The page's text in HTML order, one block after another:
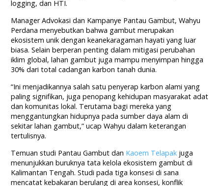
logging, dan HTI.
Manager Advokasi dan Kampanye Pantau Gambut, Wahyu
Perdana menyebutkan bahwa gambut merupakan
ekosistem unik dengan keanekaragaman hayati yang luar
biasa. Selain berperan penting dalam mitigasi perubahan
iklim global, lahan gambut juga mampu menyimpan hingga
30% dari total cadangan karbon tanah dunia.
“Ini menjadikannya salah satu penyerap karbon alami yang
paling signifikan, juga penopang kehidupan masyarakat adat
dan komunitas lokal. Terutama bagi mereka yang
menggantungkan hidupnya pada sumber daya alam di
sekitar lahan gambut,” ucap Wahyu dalam keterangan
tertulisnya.
Temuan studi Pantau Gambut dan Kaoem Telapak juga
menunjukkan buruknya tata kelola ekosistem gambut di
Kalimantan Tengah. Studi pada tiga konsesi di sana
mencatat kebakaran berulang di area konsesi, konflik